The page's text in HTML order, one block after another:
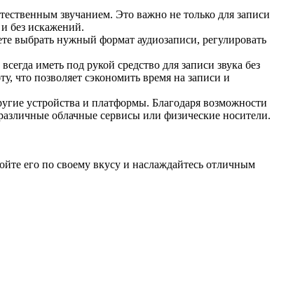
звучанием. Это важно не только для записи
без искажений.
выбрать нужный формат аудиозаписи, регулировать
иметь под рукой средство для записи звука без
что позволяет сэкономить время на записи и
устройства и платформы. Благодаря возможности
облачные сервисы или физические носители.
его по своему вкусу и наслаждайтесь отличным